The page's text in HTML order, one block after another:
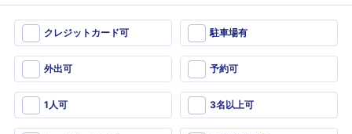
クレジットカード可 駐車場有
外出可 予約可
1人可 3名以上可